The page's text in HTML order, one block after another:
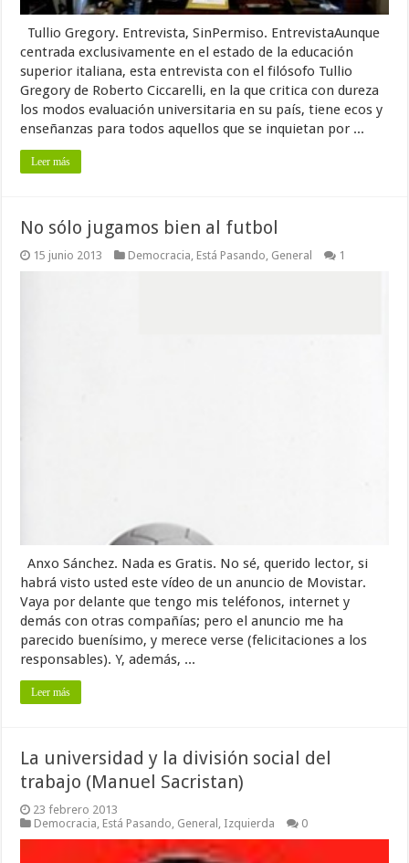
Tullio Gregory. Entrevista, SinPermiso. EntrevistaAunque
centrada exclusivamente en el estado de la educación
superior italiana, esta entrevista con el filósofo Tullio
Gregory de Roberto Ciccarelli, en la que critica con dureza
los modos evaluación universitaria en su país, tiene ecos y
enseñanzas para todos aquellos que se inquietan por ...
Leer más
No sólo jugamos bien al futbol
15 junio 2013 Democracia Está Pasando General 1
Anxo Sánchez. Nada es Gratis. No sé, querido lector, si
habrá visto usted este vídeo de un anuncio de Movistar.
Vaya por delante que tengo mis teléfonos, internet y
demás con otras compañías; pero el anuncio me ha
parecido buenísimo, y merece verse (felicitaciones a los
responsables). Y, además, ...
Leer más
La universidad y la división social del
trabajo (Manuel Sacristan)
23 febrero 2013
Democracia Está Pasando General Izquierda 0